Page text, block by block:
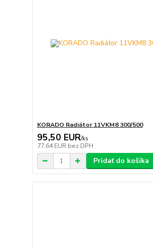
KORADO Radiátor 11VKM8 300/500
95,50 EUR/ks
77,64 EUR bez DPH
Pridať do košíka